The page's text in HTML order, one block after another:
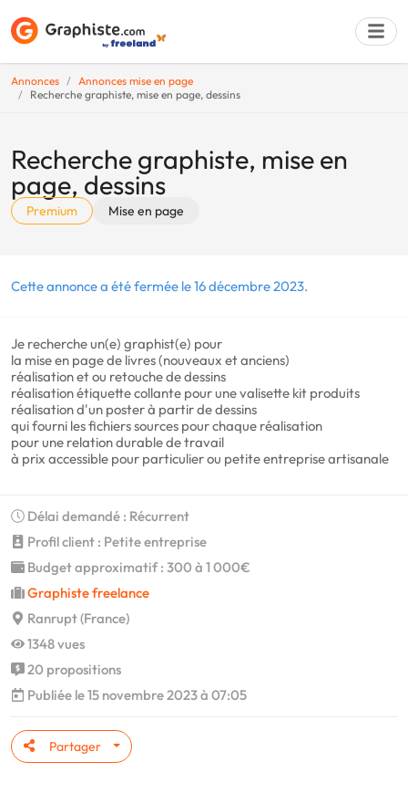
Annonces
Annonces mise en page
Recherche graphiste, mise en page, dessins
Recherche graphiste, mise en
page, dessins
Premium Mise en page
Cette annonce a été fermée le 16 décembre 2023.
Je recherche un(e) graphist(e) pour
la mise en page de livres (nouveaux et anciens)
réalisation et ou retouche de dessins
réalisation étiquette collante pour une valisette kit produits
réalisation d'un poster à partir de dessins
qui fourni les fichiers sources pour chaque réalisation
pour une relation durable de travail
à prix accessible pour particulier ou petite entreprise artisanale
Délai demandé : Récurrent
Profil client : Petite entreprise
Budget approximatif : 300 à 1 000€
Graphiste freelance
Ranrupt (France)
1348 vues
20 propositions
Publiée le 15 novembre 2023 à 07:05
Partager